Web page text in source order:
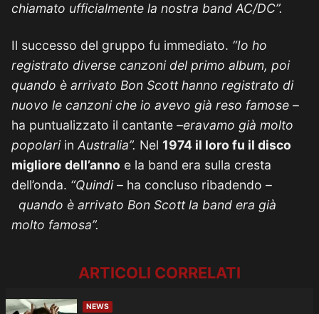
chiamato ufficialmente la nostra band AC/DC”.
Il successo del gruppo fu immediato. “Io ho
registrato diverse canzoni del primo album, poi
quando è arrivato Bon Scott hanno registrato di
nuovo le canzoni che io avevo già reso famose –
ha puntualizzato il cantante –eravamo già molto
popolariin Australia”. Nel 1974 il loro fu il disco
migliore dell’anno e la band era sulla cresta
dell’onda. “Quindi– ha concluso ribadendo –
quando è arrivato Bon Scott la band era già
molto famosa”.
ARTICOLI CORRELATI
NEWS